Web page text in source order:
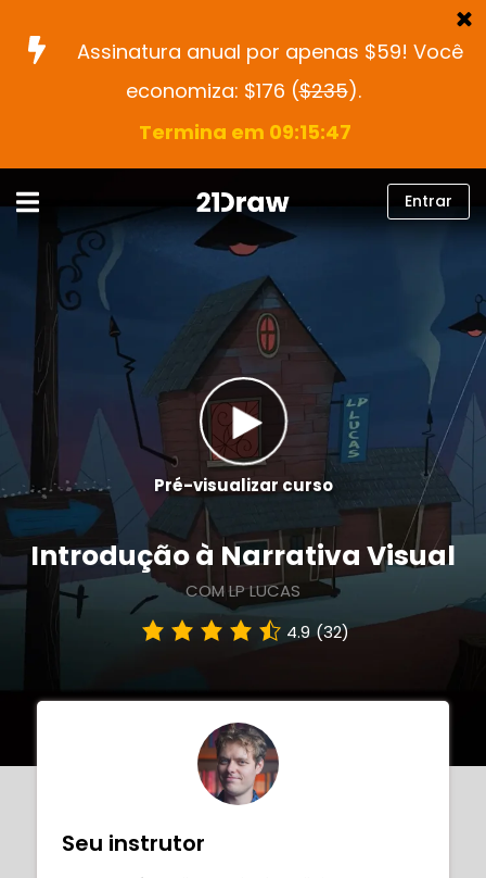
Assinatura anual por apenas $59! Você
economiza: $176 ($235).
Termina em 09:15:46
Ajuda
Blog
Sobre nós
Entrar
Português
Entrar
Pré-visualizar curso
Introdução à Narrativa Visual
COM LP LUCAS
4.9 (32)
Seu instrutor